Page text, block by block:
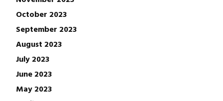
October 2023
September 2023
August 2023
July 2023
June 2023
May 2023